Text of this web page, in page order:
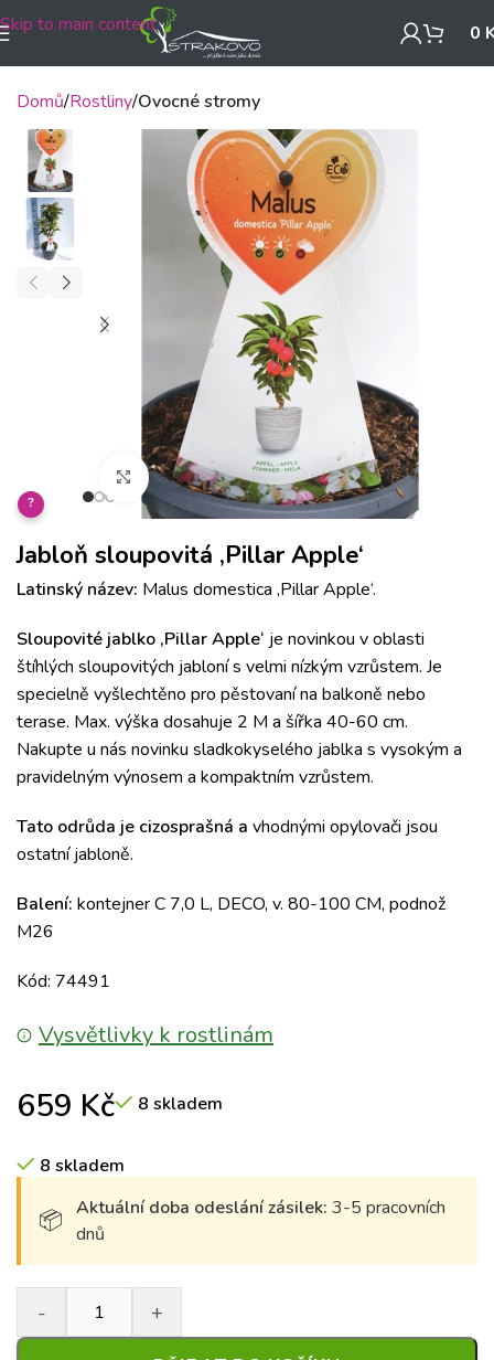
Skip to main content 0
Domů Rostliny Ovocné stromy
Klikněte pro zvětšení
?
Jabloň sloupovitá ‚Pillar Apple‘
Latinský název: Malus domestica ‚Pillar Apple‘.
Sloupovité jablko ‚Pillar Apple‘ je novinkou v oblasti
štíhlých sloupovitých jabloní s velmi nízkým vzrůstem. Je
specielně vyšlechtěno pro pěstovaní na balkoně nebo
terase. Max. výška dosahuje 2 M a šířka 40-60 cm.
Nakupte u nás novinku sladkokyselého jablka s vysokým a
pravidelným výnosem a kompaktním vzrůstem.
Tato odrůda je cizosprašná a vhodnými opylovači jsou
ostatní jabloně.
Balení: kontejner C 7,0 L, DECO, v. 80-100 CM, podnož
M26
Kód: 74491
Vysvětlivky k rostlinám
659 Kč 8 skladem
8 skladem
Aktuální doba odeslání zásilek: 3-5 pracovních
dnů